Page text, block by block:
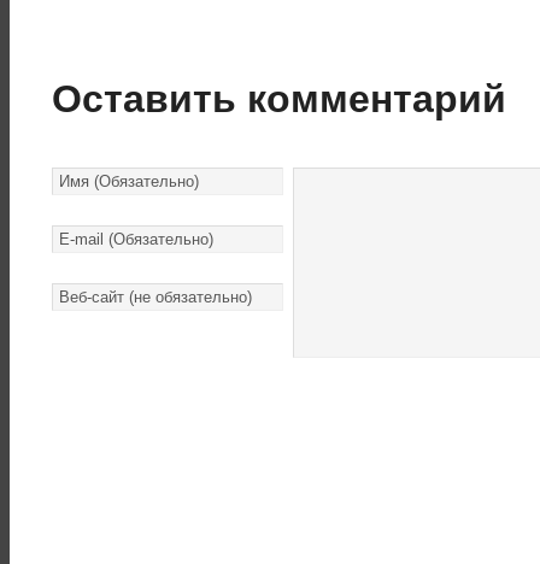
Оставить комментарий